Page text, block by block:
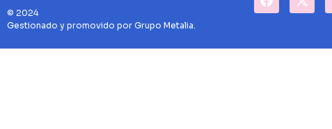
© 2024
Gestionado y promovido por Grupo Metalia.